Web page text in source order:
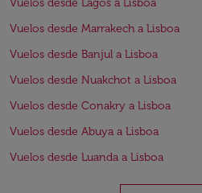
Vuelos desde Lagos a Lisboa
Vuelos desde Marrakech a Lisboa
Vuelos desde Banjul a Lisboa
Vuelos desde Nuakchot a Lisboa
Vuelos desde Conakry a Lisboa
Vuelos desde Abuya a Lisboa
Vuelos desde Luanda a Lisboa